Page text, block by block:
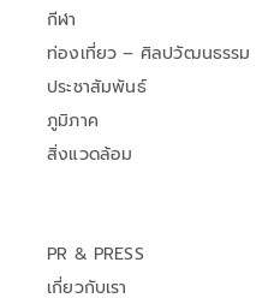
กีฬา
ท่องเที่ยว – ศิลปวัฒนธรรม
ประชาสัมพันธ์
ภูมิภาค
สิ่งแวดล้อม
PR & PRESS
เกี่ยวกับเรา